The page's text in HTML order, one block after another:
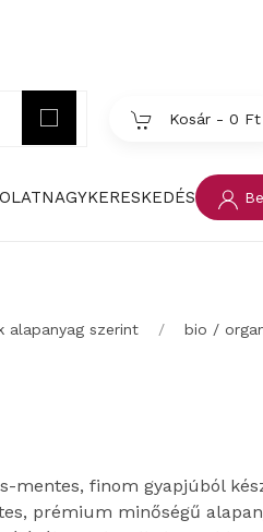
Kosár - 0 Ft
NAGYKERESKEDÉS
alapanyag szerint bio /
mentes, finom gyapjúból
prémium minőségű